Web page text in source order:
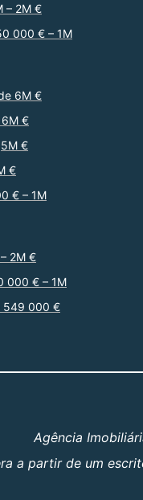
– 2M €
000 € – 1M
6M €
6M €
€
€
€ – 1M
2M €
000 € – 1M
549 000 €
Agência
a partir de um